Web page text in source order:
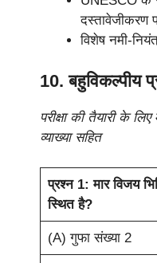
दस्तावेजीकरण
विशेष नमी-
10. बहुविकल्पीय
परीक्षा की तैयारी के
व्याख्या सहित
प्रश्न 1: मार विजय
स्थित है?
(A) गुफा संख्या 2